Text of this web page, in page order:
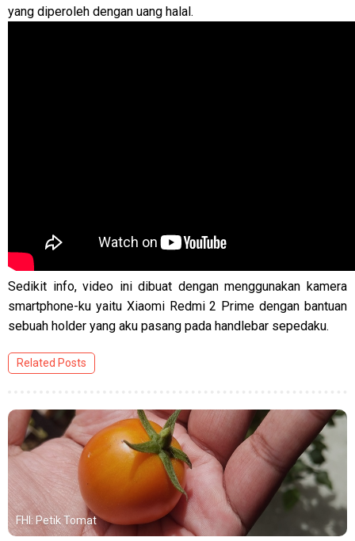
yang diperoleh dengan uang halal.
Sedikit info, video ini dibuat dengan menggunakan kamera
smartphone-ku yaitu Xiaomi Redmi 2 Prime dengan bantuan
sebuah holder yang aku pasang pada handlebar sepedaku.
Related Posts
FHI: Petik Tomat